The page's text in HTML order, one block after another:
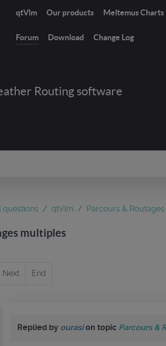
qtVlm Our products Meltemus Charts
Forum Download Change Log
Routing software
questions qtVlm Parcours &
multiples
Next End
Replied by ourasion topic Parcours &